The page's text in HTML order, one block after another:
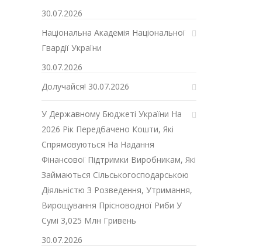
30.07.2026
Національна Академія Національної
Гвардії України
30.07.2026
Долучайся! 30.07.2026
У Державному Бюджеті України На
2026 Рік Передбачено Кошти, Які
Спрямовуються На Надання
Фінансової Підтримки Виробникам, Які
Займаються Сільськогосподарською
Діяльністю З Розведення, Утримання,
Вирощування Прісноводної Риби У
Сумі 3,025 Млн Гривень
30.07.2026